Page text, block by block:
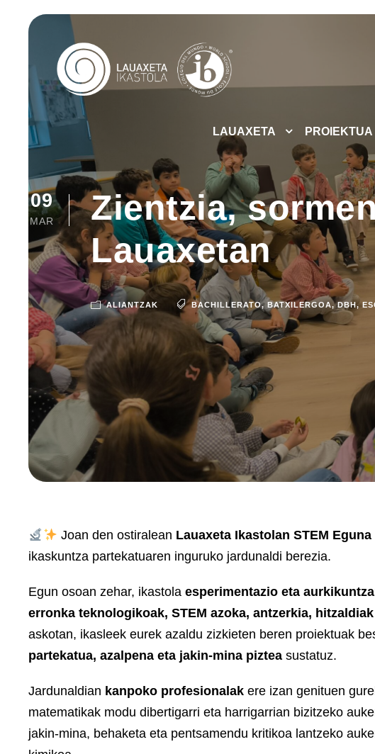
LAUAXETA PROIEKTUA
09
MAR
Zientzia,
Lauaxetan
ALIANTZAK BACHILLERATO, BATXILERGOA, DBH,
Joan den ostiralean Lauaxeta Ikastolan STEM Eguna
ikaskuntza partekatuaren inguruko jardunaldi berezia.
Egun osoan zehar, ikastola esperimentazio eta
erronka teknologikoak, STEM azoka, antzerkia,
askotan, ikasleek eurek azaldu zizkieten beren proiektuak
partekatua, azalpena eta jakin-mina piztea sustatuz.
Jardunaldian kanpoko profesionalak ere izan genituen
matematikak modu dibertigarri eta harrigarrian bizitzeko
jakin-mina, behaketa eta pentsamendu kritikoa lantzeko